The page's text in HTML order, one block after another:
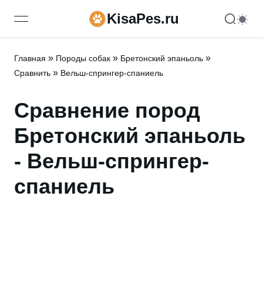
open navigation menuKisaPes.ru
Главная » Породы собак » Бретонский эпаньоль »
Сравнить » Вельш-спрингер-спаниель
Сравнение пород
Бретонский эпаньоль
- Вельш-спрингер-
спаниель